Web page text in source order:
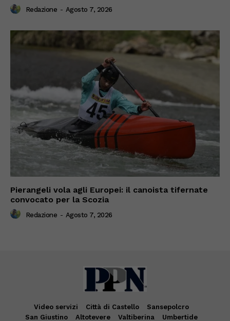
Redazione - Agosto 7, 2026
Pierangeli vola agli Europei: il canoista tifernate
convocato per la Scozia
Redazione - Agosto 7, 2026
Video servizi Città di Castello
Sansepolcro
San Giustino
Altotevere Valtiberina
Umbertide